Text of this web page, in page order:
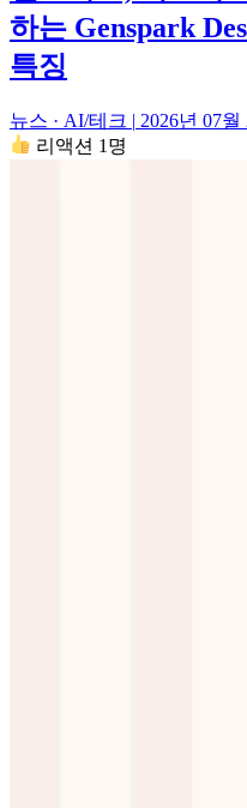
하는 Genspark
특징
뉴스 · AI/테크 | 2026년 07월
리액션 1명